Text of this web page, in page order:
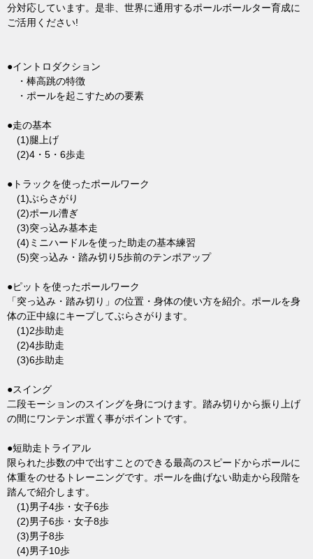
分対応しています。是非、世界に通用するポールボールター育成に
ご活用ください!
●イントロダクション
・棒高跳の特徴
・ポールを起こすための要素
●走の基本
(1)腿上げ
(2)4・5・6歩走
●トラックを使ったポールワーク
(1)ぶらさがり
(2)ポール漕ぎ
(3)突っ込み基本走
(4)ミニハードルを使った助走の基本練習
(5)突っ込み・踏み切り5歩前のテンポアップ
●ピットを使ったポールワーク
「突っ込み・踏み切り」の位置・身体の使い方を紹介。ポールを身
体の正中線にキープしてぶらさがります。
(1)2歩助走
(2)4歩助走
(3)6歩助走
●スイング
二段モーションのスイングを身につけます。踏み切りから振り上げ
の間にワンテンポ置く事がポイントです。
●短助走トライアル
限られた歩数の中で出すことのできる最高のスピードからポールに
体重をのせるトレーニングです。ポールを曲げない助走から段階を
踏んで紹介します。
(1)男子4歩・女子6歩
(2)男子6歩・女子8歩
(3)男子8歩
(4)男子10歩